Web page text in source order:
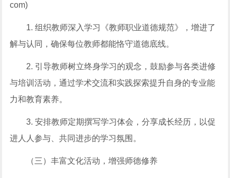
com)
1. 组织教师深入学习《教师职业道德规范》，增进了
解与认同，确保每位教师都能恪守道德底线。
2. 引导教师树立终身学习的观念，鼓励参与各类进修
与培训活动，通过学术交流和实践探索提升自身的专业能
力和教育素养。
3. 安排教师定期撰写学习体会，分享成长经历，以促
进人人参与、共同进步的学习氛围。
（三）丰富文化活动，增强师德修养